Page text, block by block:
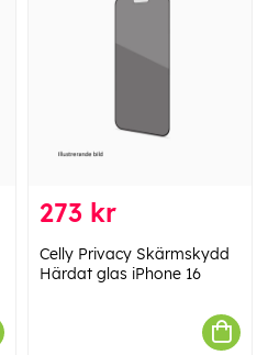
273 kr
Celly Privacy Skärmskydd
Härdat glas iPhone 16